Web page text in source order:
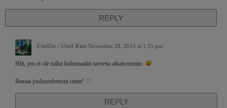
REPLY
Emilia / Uusi Kuu November 28, 2016 at 1:35 pm
Hih, joo ei ole tullut kultamaalin tarvetta aikaisemmin.
Ihanaa joulunodotusta sinne! ♡
REPLY